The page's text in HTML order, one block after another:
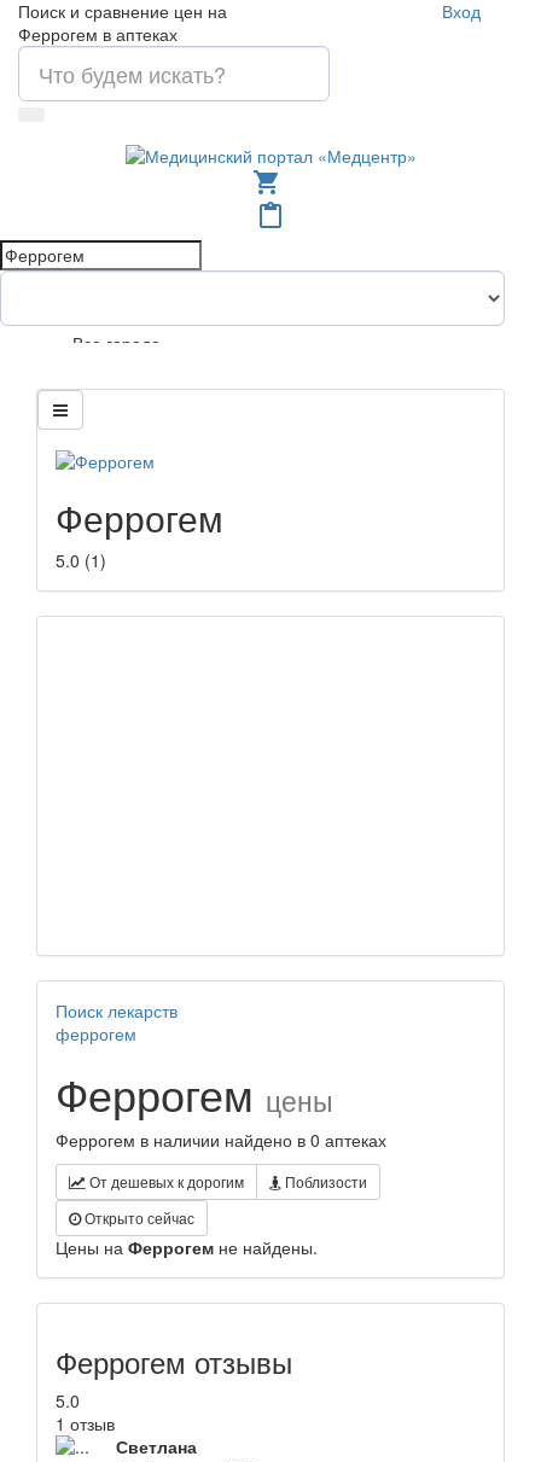
Поиск и сравнение цен на
Феррогем в аптеках
Вход
shopping_cart
content_paste
Все города
Феррогем
5.0 (1)
Поиск лекарств
феррогем
Феррогем цены
Феррогем в наличии найдено в 0 аптеках
От дешевых к дорогим
Поблизости
Открыто сейчас
Цены на Феррогем не найдены.
Феррогем отзывы
5.0
1 отзыв
Светлана